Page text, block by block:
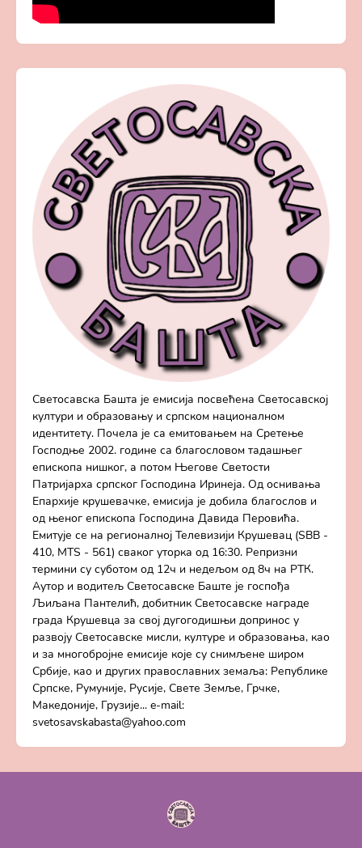
Светосавска Башта је емисија посвећена Светосавској
култури и образовању и српском националном
идентитету. Почела је са емитовањем на Сретење
Господње 2002. године са благословом тадашњег
епископа нишког, а потом Његове Светости
Патријарха српског Господина Иринеја. Од оснивања
Епархије крушевачке, емисија је добила благослов и
од њеног епископа Господина Давида Перовића.
Емитује се на регионалној Телевизији Крушевац (SBB -
410, MTS - 561) сваког уторка од 16:30. Репризни
термини су суботом од 12ч и недељом од 8ч на РТК.
Аутор и водитељ Светосавске Баште је госпођа
Љиљана Пантелић, добитник Светосавске награде
града Крушевца за свој дугогодишњи допринос у
развоју Светосавске мисли, културе и образовања, као
и за многобројне емисије које су снимљене широм
Србије, као и других православних земаља: Републике
Српске, Румуније, Русије, Свете Земље, Грчке,
Македоније, Грузије... e-mail:
svetosavskabasta@yahoo.com